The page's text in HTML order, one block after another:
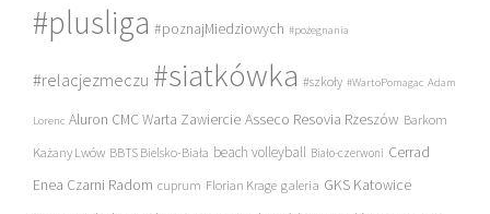
#plusliga #poznajMiedziowych #pożegnania
#relacjezmeczu #siatkówka #szkoły #WartoPomagac Adam
Lorenc Aluron CMC Warta Zawiercie Asseco Resovia Rzeszów Barkom
Każany Lwów BBTS Bielsko-Biała beach volleyball Biało-czerwoni Cerrad
Enea Czarni Radom cuprum Florian Krage galeria GKS Katowice